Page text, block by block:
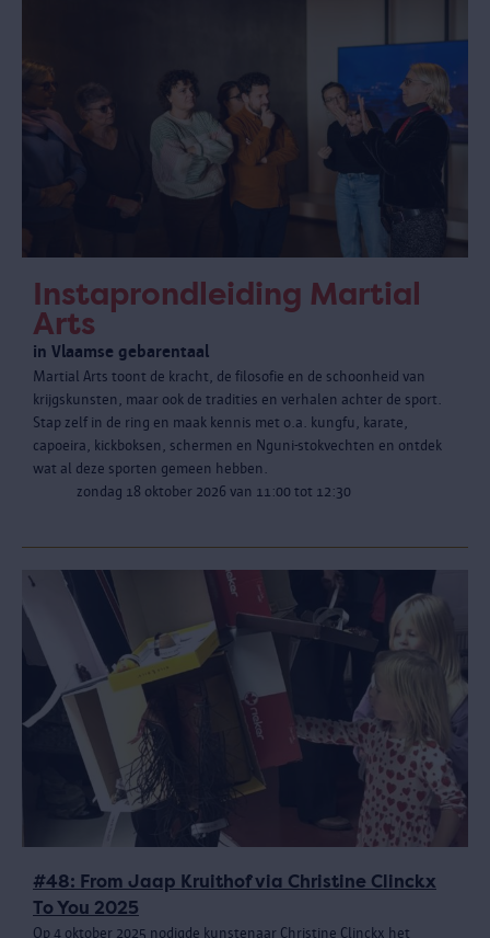
Instaprondleiding Martial
Arts
in Vlaamse gebarentaal
Martial Arts toont de kracht, de filosofie en de schoonheid van
krijgskunsten, maar ook de tradities en verhalen achter de sport.
Stap zelf in de ring en maak kennis met o.a. kungfu, karate,
capoeira, kickboksen, schermen en Nguni-stokvechten en ontdek
wat al deze sporten gemeen hebben.
zondag 18 oktober 2026 van 11:00 tot 12:30
#48: From Jaap Kruithof via Christine Clinckx
To You 2025
Op 4 oktober 2025 nodigde kunstenaar Christine Clinckx het